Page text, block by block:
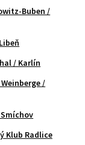
Buben /
/ Karlín
/
Klub Radlice